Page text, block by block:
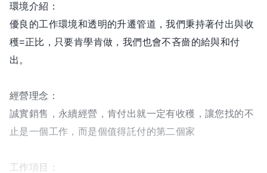
環境介紹：
優良的工作環境和透明的升遷管道，我們秉持著付出與收
穫=正比，只要肯學肯做，我們也會不吝嗇的給與和付
出。
經營理念：
誠實銷售，永續經營，肯付出就一定有收穫，讓您找的不
止是一個工作，而是個值得託付的第二個家
工作項目：